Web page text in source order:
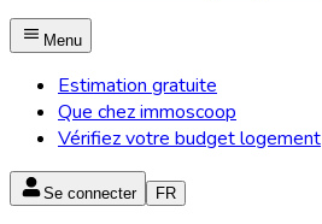
Menu
Estimation gratuite
Que chez immoscoop
Vérifiez votre budget logement
Se connecter FR